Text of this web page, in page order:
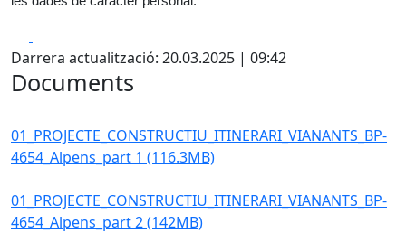
Darrera actualització: 20.03.2025 | 09:42
Documents
01_PROJECTE_CONSTRUCTIU_ITINERARI_VIANANTS_BP-
4654_Alpens_part 1 (116.3MB)
01_PROJECTE_CONSTRUCTIU_ITINERARI_VIANANTS_BP-
4654_Alpens_part 2(142MB)